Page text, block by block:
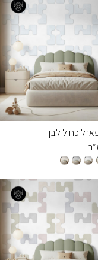
Add
כחול לבן
Add